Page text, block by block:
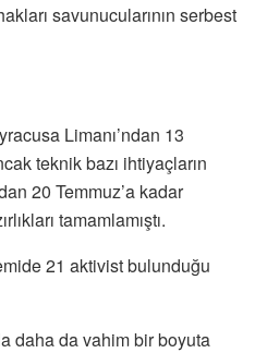
savunucularının serbest
Limanı’ndan 13
teknik bazı ihtiyaçların
20 Temmuz’a kadar
tamamlamıştı.
21 aktivist bulunduğu
daha da vahim bir boyuta